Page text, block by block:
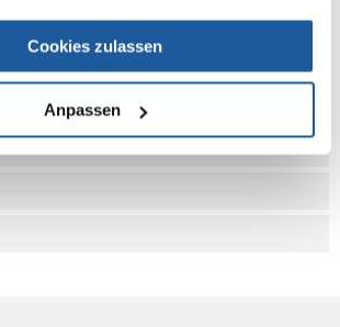
Cookies zulassen
Anpassen
Antworten (FAQ)